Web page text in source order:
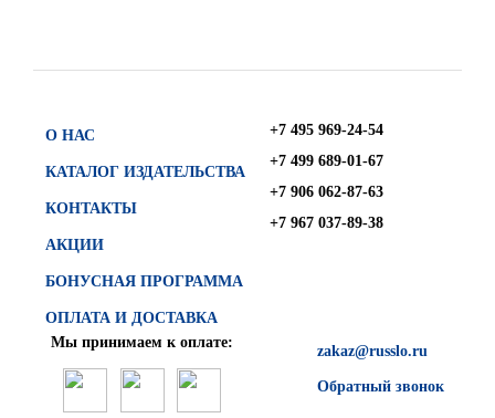
О НАС
КАТАЛОГ ИЗДАТЕЛЬСТВА
КОНТАКТЫ
АКЦИИ
БОНУСНАЯ ПРОГРАММА
ОПЛАТА И ДОСТАВКА
+7 495 969-24-54
+7 499 689-01-67
+7 906 062-87-63
+7 967 037-89-38
zakaz@russlo.ru
Обратный звонок
Мы принимаем к оплате: